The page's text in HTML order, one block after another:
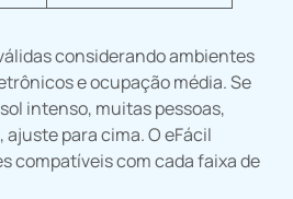
considerando ambientes
e ocupação média. Se
intenso, muitas pessoas,
para cima. O eFácil
compatíveis com cada faixa de